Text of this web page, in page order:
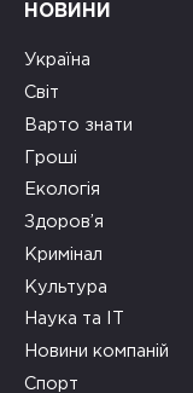
НОВИНИ
Україна
Світ
Варто знати
Гроші
Екологія
Здоров’я
Кримінал
Культура
Наука та ІТ
Новини компаній
Спорт